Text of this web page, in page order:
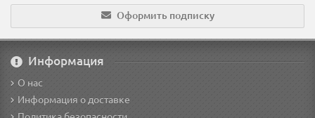
Оформить подписку
Информация
О нас
Информация о доставке